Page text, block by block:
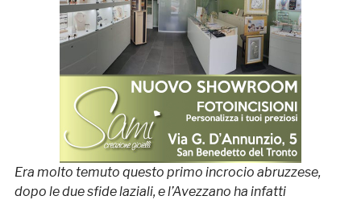
Era molto temuto questo primo incrocio abruzzese,
dopo le due sfide laziali, e l’Avezzano ha infatti